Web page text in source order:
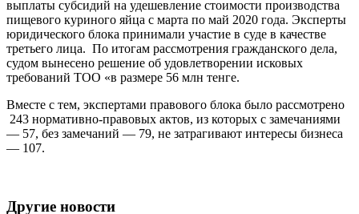
выплаты субсидий на удешевление стоимости производства
пищевого куриного яйца с марта по май 2020 года. Эксперты
юридического блока принимали участие в суде в качестве
третьего лица. По итогам рассмотрения гражданского дела,
судом вынесено решение об удовлетворении исковых
требований ТОО «в размере 56 млн тенге.
Вместе с тем, экспертами правового блока было рассмотрено
243 нормативно-правовых актов, из которых с замечаниями
— 57, без замечаний — 79, не затрагивают интересы бизнеса
— 107.
Другие новости